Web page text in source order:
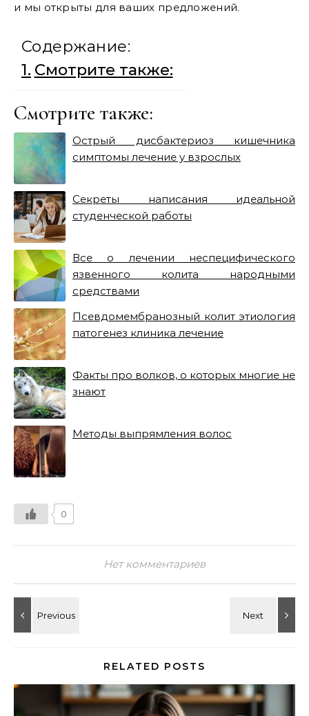
и мы открыты для ваших предложений.
Содержание:
Смотрите также:
Смотрите также:
Острый дисбактериоз кишечника
симптомы лечение у взрослых
Секреты написания идеальной
студенческой работы
Все о лечении неспецифического
язвенного колита народными
средствами
Псевдомембранозный колит этиология
патогенез клиника лечение
Факты про волков, о которых многие не
знают
Методы выпрямления волос
0
Нет комментариев
RELATED POSTS